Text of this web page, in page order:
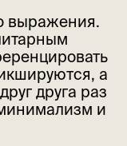
выражения.
а
друга раз
и